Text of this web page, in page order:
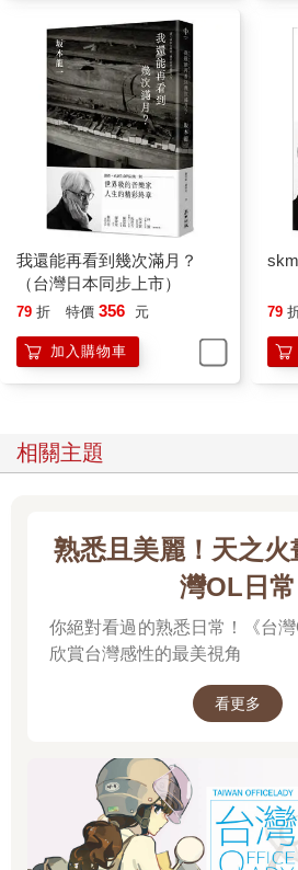
我們近在眼前卻無法見面，因此彼此
與茱麗葉唷」，便把這個習慣取名為「
麗」大概維持了一個月，這段期間應該
只要我住院，她也一定會這樣做。雖然
苦的時刻才最能拯救人。
我在這二年內動過大大小小共六次手
術能夠處理的腫瘤全部切除完畢了。大
與十二月分二次切除轉移至肺部的癌症
到四小時。
不過就在我想這一切已結束時，卻又
乾淨甚至還轉移增殖。當我聽到醫生宣
餒。接下來也無法再次動手術，只能採
病對抗的生活真是看不到終點。
為「嘉日」選曲
二○一八年有件事是我為紐約的日本
廳。我跟伴侶常常都會來這二間餐廳光
國還能在這裡吃到好吃的手打蕎麥麵。
流。我也常常帶客人來吃，是我特別中
不過某次我在「Kokage」吃飯時，
音樂。曲單裡面參雜著巴西的流行樂、
（Miles Davis）的爵士樂，非常平庸而
點之後，越聽就越讓我食不知味、難以
樣很失禮，仍舊堅決寄了封電子郵件給
彿桂離宮一般優美，店裡放的音樂卻像
表示說我來幫你選樂曲。稍早之前我跟
然聽到在放節奏藍調（R&B），實在是
已。那邊我是不敢去客訴啦，但如果是
也是私心覺得他們可以接受我的任性。
曲單長近三小時，我刻意不選自己的
〈Threnody〉、艾費克斯雙胞胎（
我還能再看到幾次滿月？
（台灣日本同步上市）
79 折 特價 356 元
加入購物車
79
相關主題
熟悉且美麗！天之火
灣OL日常
你絕對看過的熟悉日常！《台灣
欣賞台灣感性的最美視角
看更多